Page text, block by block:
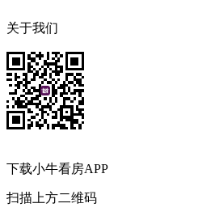
关于我们
下载小牛看房APP
扫描上方二维码